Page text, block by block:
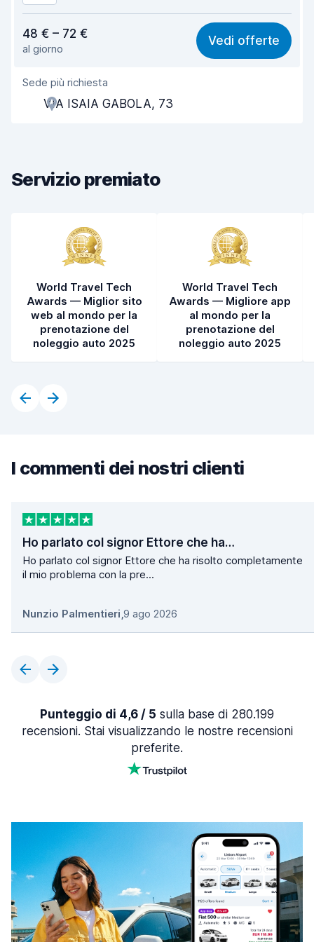
7,3
Facile da trovare 8,2
Gentilezza degli agenti
Rapidità del ritiro
Pulizia del veicolo
48 € – 72 €
al giorno
Vedi offerte
Sede più richiesta
VIA ISAIA GABOLA, 73
Servizio premiato
World Travel Tech
Awards — Miglior sito
web al mondo per la
prenotazione del
noleggio auto 2025
World Travel Tech
Awards — Migliore app
al mondo per la
prenotazione del
noleggio auto 2025
I commenti dei nostri clienti
Ho parlato col signor Ettore che ha…
Ho parlato col signor Ettore che ha risolto completamente
il mio problema con la pre...
Nunzio Palmentieri,9 ago 2026
Punteggio di 4,6 / 5 sulla base di 280.199
recensioni. Stai visualizzando le nostre recensioni
preferite.